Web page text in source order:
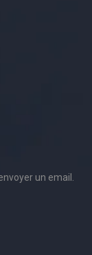
un email.